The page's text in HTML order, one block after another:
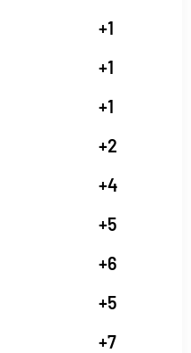
+1
+1
+1
+2
+4
+5
+6
+5
+7